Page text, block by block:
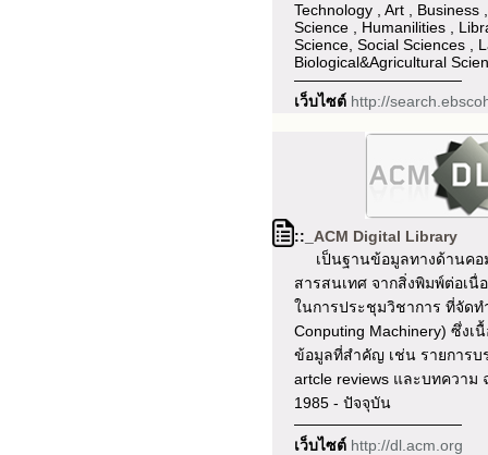
Technology , Art , Business
Science , Humanilities ,
Science, Social Sciences ,
Biological&Agricultural
———————————
เว็บไซต์ http://
::_ ACM Digital Library
เป็นฐานข้อมูลทางด้านคอ
สารสนเทศ จากสิ่งพิมพ์ต่อเนื่
ในการประชุมวิชาการ ที่จัดท
Conputing Machinery) ซึ่งเ
ข้อมูลที่สำคัญ เช่น รายการบ
artcle reviews และบทความ
1985 - ปัจจุบัน
———————————
เว็บไซต์ http://dl.acm.org